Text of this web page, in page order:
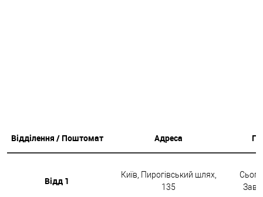
Відділення / Поштомат Адреса
Відд 1
Київ, Пирогівський шлях,
135